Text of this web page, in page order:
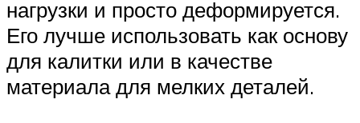
нагрузки и просто деформируется.
Его лучше использовать как основу
для калитки или в качестве
материала для мелких деталей.